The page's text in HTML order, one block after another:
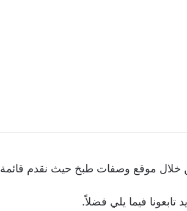
خلال موقع وصفات طبخ حيث نقدم قائمة
فيما يلي فضلاً.